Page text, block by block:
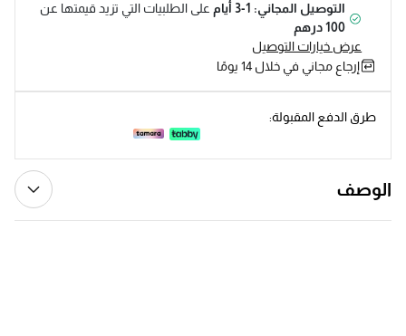
التوصيل المجاني: 1-3 أيام
على الطلبيات التي تزيد قيمتها عن
100 درهم
عرض خيارات التوصيل
إرجاع مجاني في خلال 14 يومًا
طرق الدفع المقبولة:
الوصف